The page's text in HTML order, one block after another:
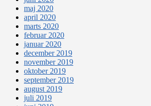
maj 2020
april 2020
marts 2020
februar 2020
januar 2020
december 2019
november 2019
oktober 2019
september 2019
august 2019
juli 2019